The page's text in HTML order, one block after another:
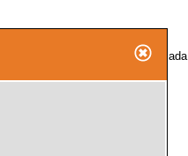
54-dielna 1/4" + 1/2 " gola sada